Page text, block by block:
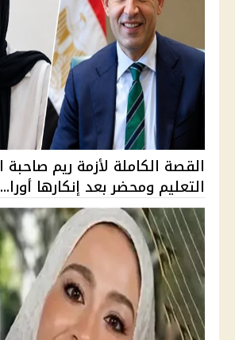
التعليم ومحضر بعد إنكارها أورا...